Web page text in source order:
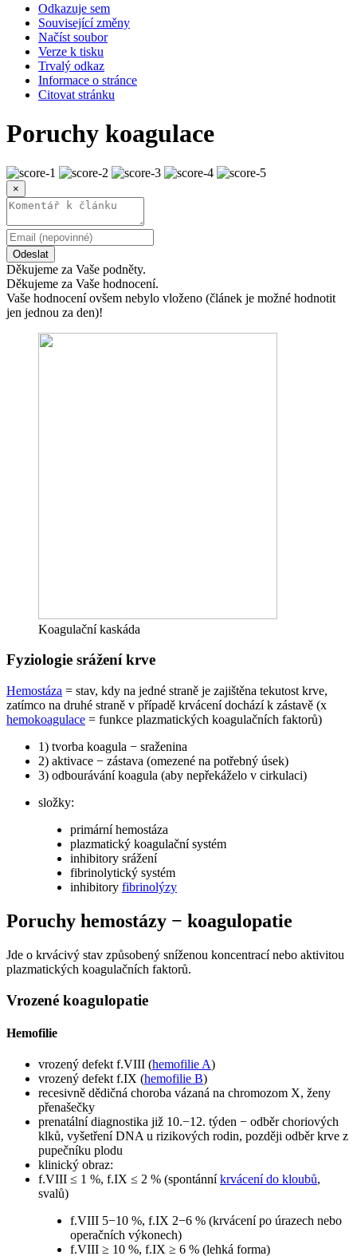
Odkazuje sem
Související změny
Načíst soubor
Verze k tisku
Trvalý odkaz
Informace o stránce
Citovat stránku
Poruchy koagulace
×
Odeslat
Děkujeme za Vaše podněty.
Děkujeme za Vaše hodnocení.
Vaše hodnocení ovšem nebylo vloženo (článek je možné hodnotit
jen jednou za den)!
Koagulační kaskáda
Fyziologie srážení krve
Hemostáza = stav, kdy na jedné straně je zajištěna tekutost krve,
zatímco na druhé straně v případě krvácení dochází k zástavě (x
hemokoagulace = funkce plazmatických koagulačních faktorů)
1) tvorba koagula − sraženina
2) aktivace − zástava (omezené na potřebný úsek)
3) odbourávání koagula (aby nepřekáželo v cirkulaci)
složky:
primární hemostáza
plazmatický koagulační systém
inhibitory srážení
fibrinolytický systém
inhibitory fibrinolýzy
Poruchy hemostázy − koagulopatie
Jde o krvácivý stav způsobený sníženou koncentrací nebo aktivitou
plazmatických koagulačních faktorů.
Vrozené koagulopatie
Hemofilie
vrozený defekt f.VIII (hemofilie A)
vrozený defekt f.IX (hemofilie B)
recesivně dědičná choroba vázaná na chromozom X, ženy
přenašečky
prenatální diagnostika již 10.−12. týden − odběr choriových
klků, vyšetření DNA u rizikových rodin, později odběr krve z
pupečníku plodu
klinický obraz:
f.VIII ≤ 1 %, f.IX ≤ 2 % (spontánníkrvácení do kloubů,
svalů)
f.VIII 5−10 %, f.IX 2−6 % (krvácení po úrazech nebo
operačních výkonech)
f.VIII ≥ 10 %, f.IX ≥ 6 % (lehká forma)